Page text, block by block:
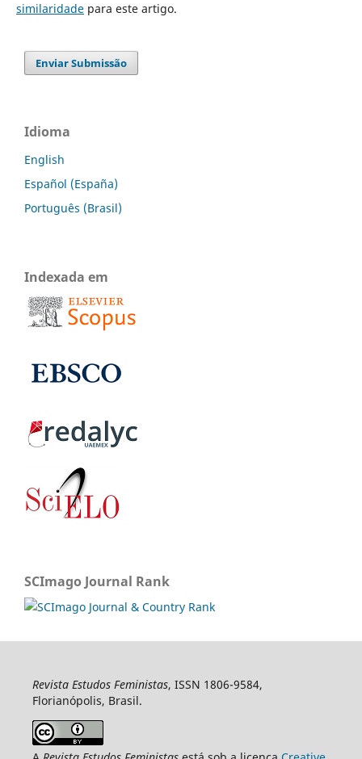
similaridadepara este artigo.
Enviar Submissão
Idioma
English
Español (España)
Português (Brasil)
Indexada em
SCImago Journal Rank
Revista Estudos Feministas, ISSN 1806-9584,
Florianópolis, Brasil.